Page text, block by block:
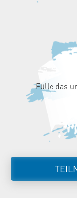
Fülle das